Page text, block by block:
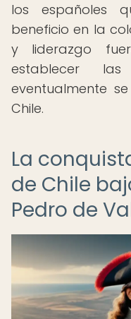
los españoles
beneficio en la
y liderazgo
establecer
eventualmente
Chile.
La
de Chile
Pedro de